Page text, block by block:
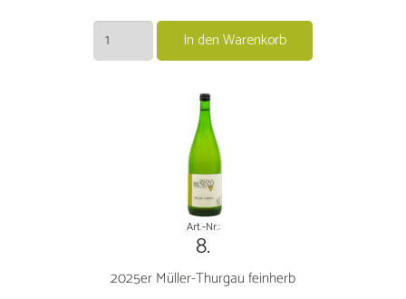
2024er
Riesling
In den Warenkorb
Art.-Nr.:
8.
2025er Müller-Thurgau feinherb